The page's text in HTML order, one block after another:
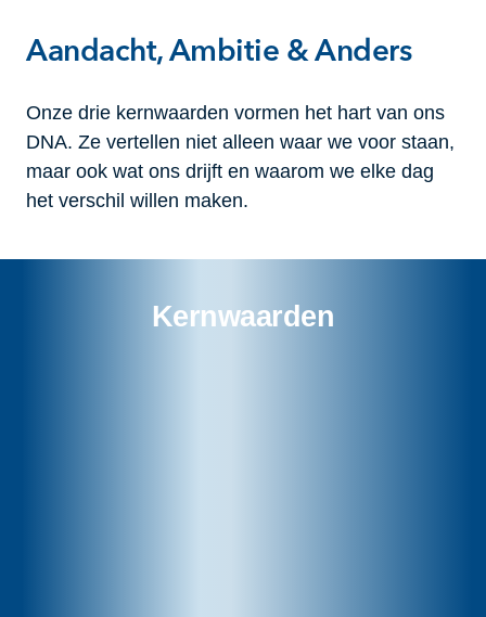
Aandacht, Ambitie & Anders
Onze drie kernwaarden vormen het hart van ons
DNA. Ze vertellen niet alleen waar we voor staan,
maar ook wat ons drijft en waarom we elke dag
het verschil willen maken.
Kernwaarden